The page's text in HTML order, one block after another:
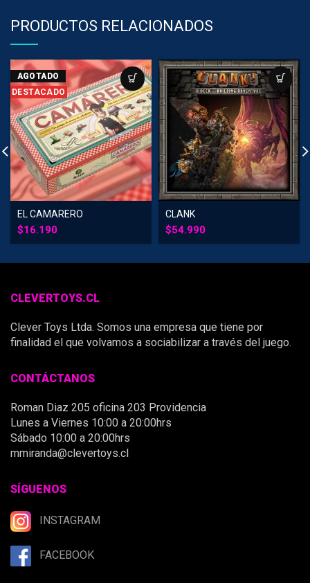
PRODUCTOS RELACIONADOS
AGOTADO
DESTACADO
EL CAMARERO
$16.190
CLANK
$54.990
CLEVERTOYS.CL
Clever Toys Ltda. Somos una empresa que tiene por
finalidad el que volvamos a sociabilizar a través del juego.
CONTÁCTANOS
Roman Diaz 205 oficina 203 Providencia
Lunes a Viernes 10:00 a 20:00hrs
Sábado 10:00 a 20:00hrs
mmiranda@clevertoys.cl
SÍGUENOS
INSTAGRAM
FACEBOOK